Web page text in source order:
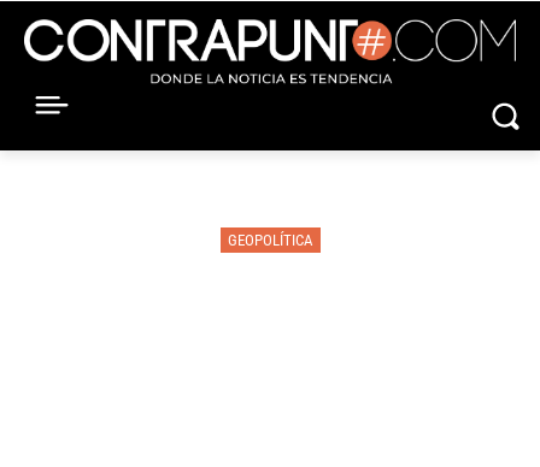
GEOPOLÍTICA